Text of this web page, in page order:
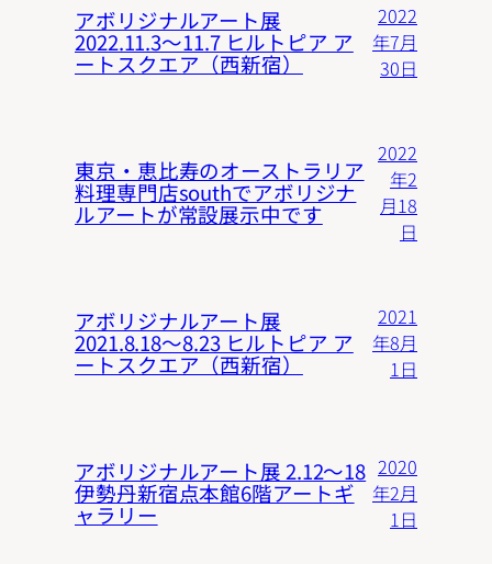
アボリジナルアート展
2022.11.3〜11.7 ヒルトピア ア
ートスクエア（西新宿）
2022
年7月
30日
東京・恵比寿のオーストラリア
料理専門店southでアボリジナ
ルアートが常設展示中です
2022
年2
月18
日
アボリジナルアート展
2021.8.18〜8.23 ヒルトピア ア
ートスクエア（西新宿）
2021
年8月
1日
アボリジナルアート展 2.12〜18
伊勢丹新宿点本館6階アートギ
ャラリー
2020
年2月
1日